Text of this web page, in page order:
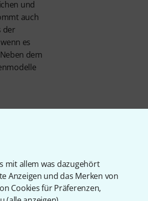
mit allem was dazugehört
Anzeigen und das Merken von
Cookies für Präferenzen,
und
auch
der
es
dem
spezielle Fertigung
sodass das 20“ Still
Anschlägen an der